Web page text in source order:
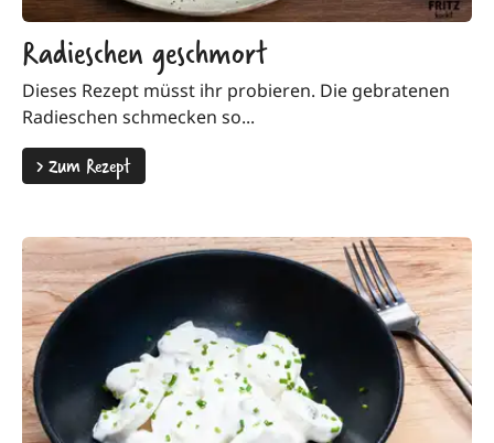
Radieschen geschmort
Dieses Rezept müsst ihr probieren. Die gebratenen
Radieschen schmecken so...
>Zum Rezept